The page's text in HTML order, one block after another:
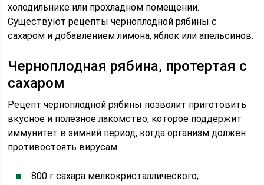
холодильнике или прохладном помещении.
Существуют рецепты черноплодной рябины с
сахаром и добавлением лимона, яблок или апельсинов.
Черноплодная рябина, протертая с
сахаром
Рецепт черноплодной рябины позволит приготовить
вкусное и полезное лакомство, которое поддержит
иммунитет в зимний период, когда организм должен
противостоять вирусам.
800 г сахара мелкокристаллического;